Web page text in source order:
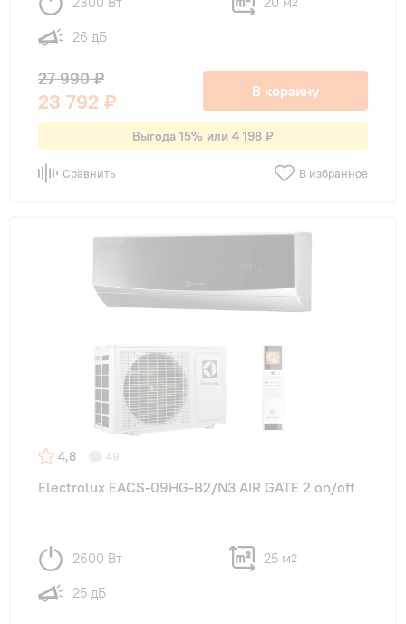
26 дБ
27 990 ₽
23 792 ₽ В корзину
Выгода 15% или 4 198 ₽
Сравнить В избранное
4,8 49
Electrolux EACS-09HG-B2/N3 AIR GATE 2 on/off
2600 Вт 25 м2
25 дБ